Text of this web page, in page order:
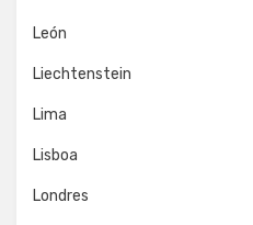
León
Liechtenstein
Lima
Lisboa
Londres